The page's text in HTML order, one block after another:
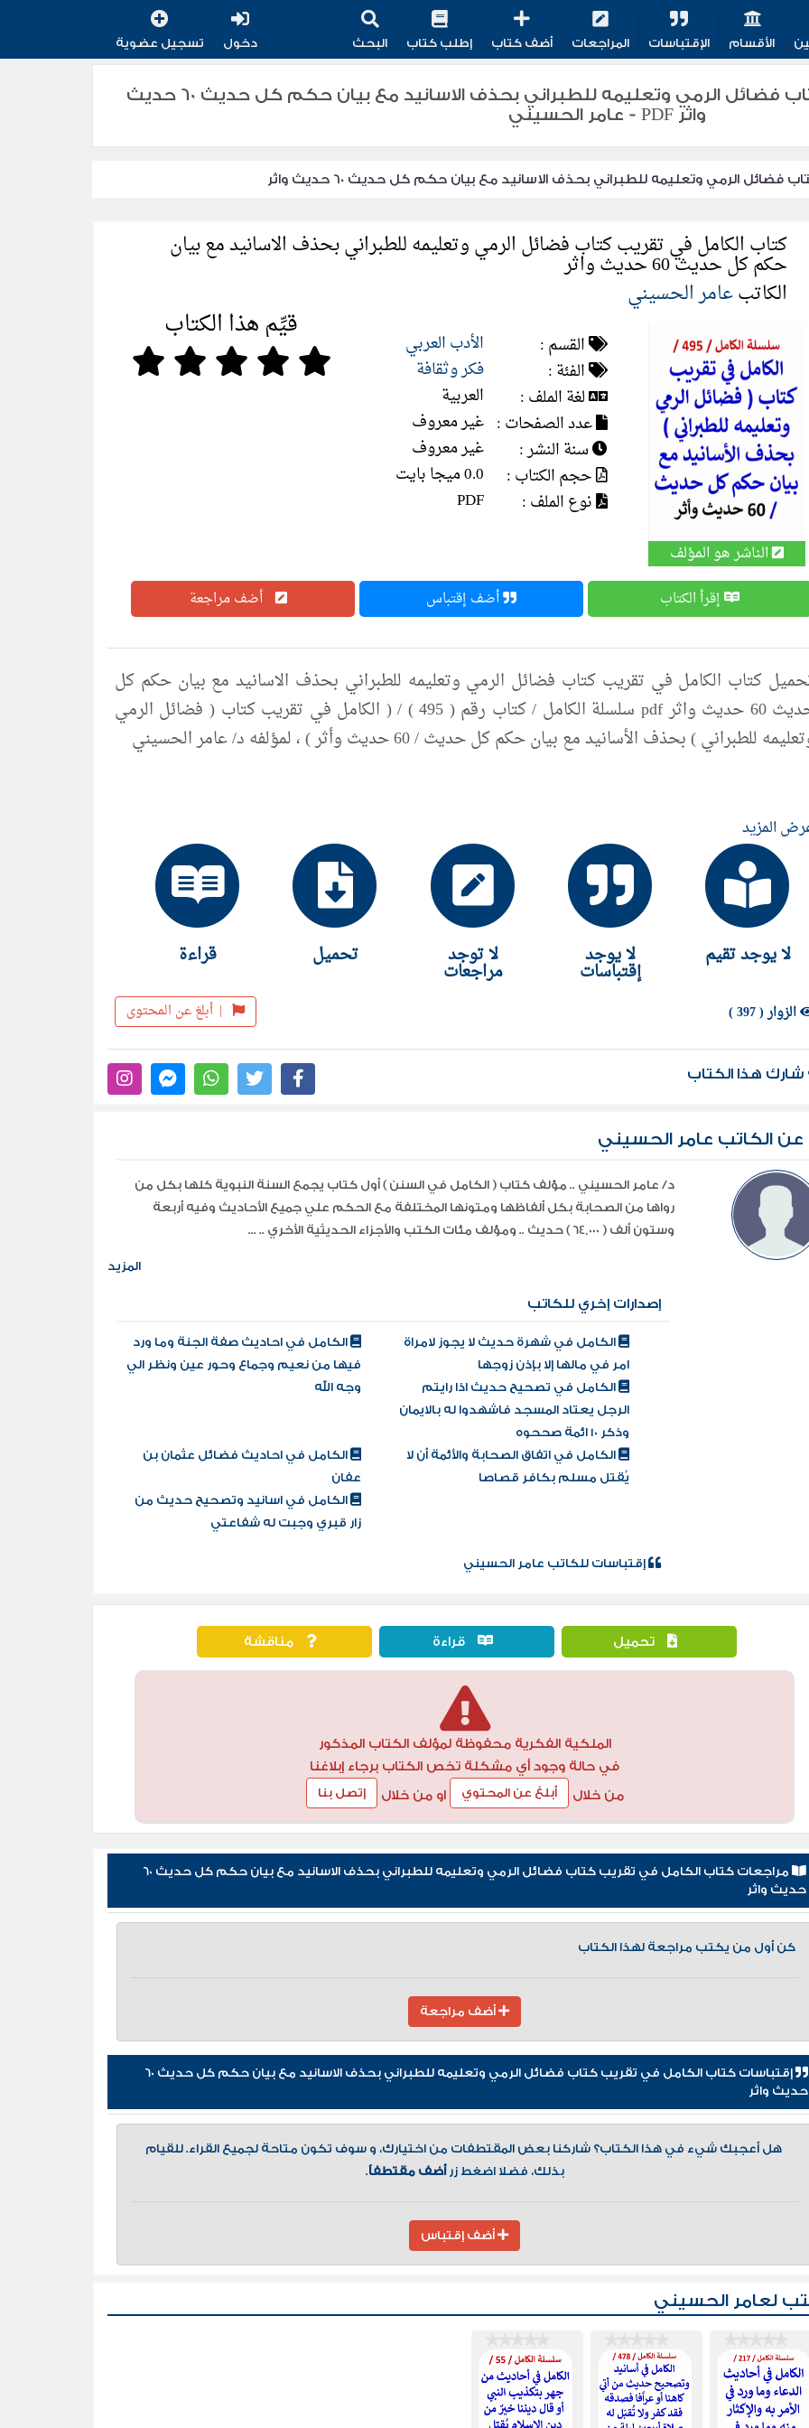
الأقسام الإقتباسات المراجعات أضف كتاب إطلب كتاب البحث دخول تسجيل عضوية
تحميل كتاب الكامل في تقريب كتاب فضائل الرمي وتعليمه للطبراني بحذف الاسانيد مع بيان حكم كل حديث 60 حديث
واثر PDF - عامر الحسيني
الرمي وتعليمه للطبراني بحذف الاسانيد مع بيان حكم كل حديث 60 حديث واثر
كتاب الكامل في تقريب كتاب فضائل الرمي وتعليمه للطبراني بحذف الاسانيد مع بيان
حكم كل حديث 60 حديث واثر
الكاتبعامر الحسيني
الناشر هو المؤلف
القسم :
الأدب العربي
الفئة :
فكر وثقافة
لغة الملف :
العربية
عدد الصفحات : غير معروف
سنة النشر :
غير معروف
حجم الكتاب :
0.0 ميجا بايت
نوع الملف :
PDF
قيِّم هذا الكتاب
إقرأ الكتاب أضف إقتباس أضف مراجعة
كتاب الكامل في تقريب كتاب فضائل الرمي وتعليمه للطبراني بحذف الاسانيد مع بيان حكم كل
حديث 60 حديث واثر pdf سلسلة الكامل / كتاب رقم ( 495 ) / ( الكامل في تقريب كتاب ( فضائل الرمي
للطبراني ) بحذف الأسانيد مع بيان حكم كل حديث / 60 حديث وأثر ) ، لمؤلفه د/ عامر الحسيني
المزيد
لا يوجد تقيم لا يوجد
إقتباسات
لا توجد
مراجعات
تحميل قراءة
| أبلغ عن المحتوى الزوار ( 397 )
شارك هذا الكتاب
عن الكاتب عامر الحسيني
د/ عامر الحسيني .. مؤلف كتاب ( الكامل في السنن ) أول كتاب يجمع السنة النبوية كلها بكل من
رواها من الصحابة بكل ألفاظها ومتونها المختلفة مع الحكم علي جميع الأحاديث وفيه أربعة
وستون ألف ( 64,000 ) حديث .. ومؤلف مئات الكتب والأجزاء الحديثية الأخري .. ...
المزيد
إصدارات إخري للكاتب
الكامل في احاديث صفة الجنة وما ورد
فيها من نعيم وجماع وحور عين ونظر الي
وجه الله
الكامل في شهرة حديث لا يجوز لامراة
امر في مالها إلا بإذن زوجها
الكامل في تصحيح حديث اذا رايتم
الرجل يعتاد المسجد فاشهدوا له بالايمان
وذكر 10 ائمة صححوه
الكامل في احاديث فضائل عثمان بن
عفان
الكامل في اتفاق الصحابة والأئمة أن لا
يُقتل مسلم بكافر قصاصا
الكامل في اسانيد وتصحيح حديث من
زار قبري وجبت له شفاعتي
إقتباسات للكاتب عامر الحسيني
تحميل قراءة مناقشة
الملكية الفكرية محفوظة لمؤلف الكتاب المذكور
في حالة وجود أي مشكلة تخص الكتاب برجاء إبلاغنا
من خلال
أبلغ عن المحتوي او من خلال إتصل بنا
مراجعات كتاب الكامل في تقريب كتاب فضائل الرمي وتعليمه للطبراني بحذف الاسانيد مع بيان حكم كل حديث 60
حديث واثر
كن أول من يكتب مراجعة لهذا الكتاب
أضف مراجعة
إقتباسات كتاب الكامل في تقريب كتاب فضائل الرمي وتعليمه للطبراني بحذف الاسانيد مع بيان حكم كل حديث 60
حديث واثر
هل أعجبك شيء في هذا الكتاب؟ شاركنا بعض المقتطفات من اختيارك، و سوف تكون متاحة لجميع القراء. للقيام
بذلك، فضلا اضغط زرأضف مقتطفاً.
أضف إقتباس
لعامر الحسيني